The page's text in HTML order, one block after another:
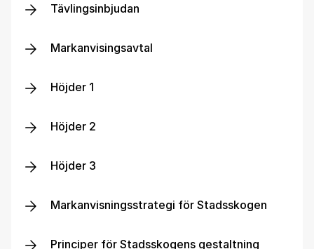
Tävlingsinbjudan
Markanvisingsavtal
Höjder 1
Höjder 2
Höjder 3
Markanvisningsstrategi för Stadsskogen
Principer för Stadsskogens gestaltning